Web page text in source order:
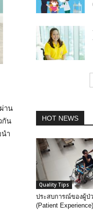
าน
กัน
นำ
HOT NEWS
Quality Tips
ประสบการณ์ของผู้ป่
(Patient Experience)